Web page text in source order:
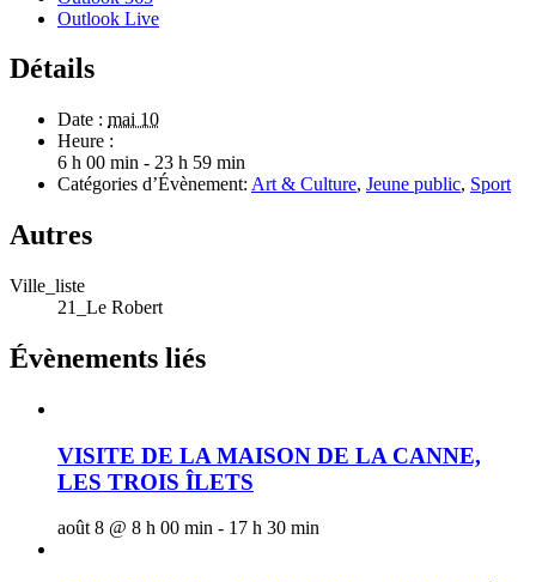
Outlook Live
Détails
Date : mai 10
Heure :
6 h 00 min - 23 h 59 min
Catégories d’Évènement: Art & Culture, Jeune public, Sport
Autres
Ville_liste
21_Le Robert
Évènements liés
VISITE DE LA MAISON DE LA CANNE,
LES TROIS ÎLETS
août 8 @ 8 h 00 min - 17 h 30 min